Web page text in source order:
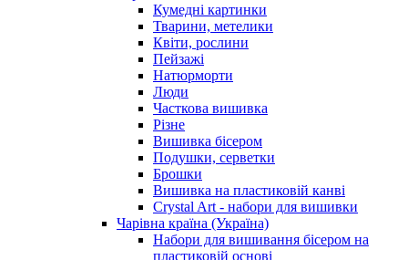
Кумедні картинки
Тварини, метелики
Квіти, рослини
Пейзажі
Натюрморти
Люди
Часткова вишивка
Різне
Вишивка бісером
Подушки, серветки
Брошки
Вишивка на пластиковій канві
Crystal Art - набори для вишивки
Чарівна країна (Україна)
Набори для вишивання бісером на
пластиковій основі